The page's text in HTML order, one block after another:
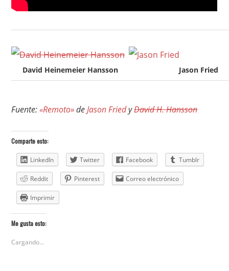
David Heinemeier Hansson Jason Fried
Fuente:«Remoto»deJason FriedyDavid H. Hansson
Comparte esto:
LinkedIn Twitter Facebook Tumblr
Reddit Pinterest Correo electrónico
Imprimir
Me gusta esto:
Cargando...